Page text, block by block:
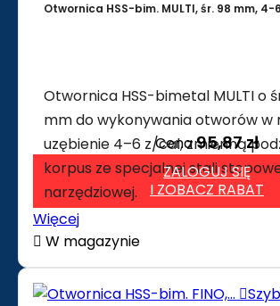
Otwornica HSS-bim. MULTI, śr. 98 mm,
Otwornica HSS-bimetal MULTI o
mm do wykonywania otworów w
uzębienie 4–6 z/cal, zmienną
korpus ze specjalnej stali
narzędziowej.
Cena95,87 zł
ZALOGUJ SIĘ
I ZOBACZ RABAT
Więcej
 W magazynie
